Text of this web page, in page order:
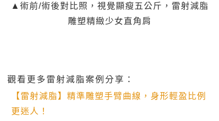
▲術前/術後對比照，視覺顯瘦五公斤，雷射減脂
雕塑精緻少女直角肩
觀看更多雷射減脂案例分享：
【雷射減脂】精準雕塑手臂曲線，身形輕盈比例
更迷人！